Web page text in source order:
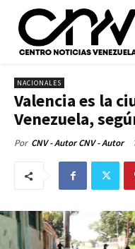
NACIONALES
Valencia es la
Venezuela,
Por CNV - Autor CNV - Autor